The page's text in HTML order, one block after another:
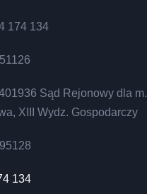
174 134
Sąd Rejonowy dla m.
XIII Wydz. Gospodarczy
134